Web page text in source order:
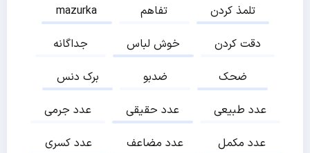
mazurka
تفاهم
تلمذ کردن
جداگانه
خوش لباس
دقت کردن
برک دنس
ضدبو
ضحک
عدد جرمی
عدد حقیقی
عدد طبیعی
عدد کسری
عدد مضاعف
عدد مکمل